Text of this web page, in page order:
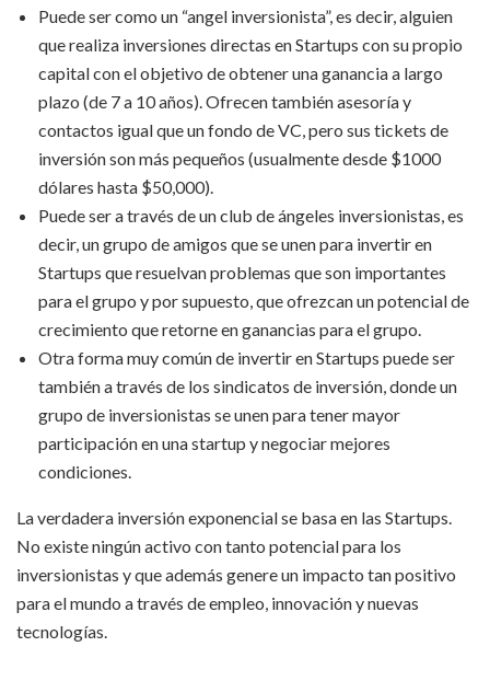
Puede ser como un “angel inversionista”, es decir, alguien
que realiza inversiones directas en Startups con su propio
capital con el objetivo de obtener una ganancia a largo
plazo (de 7 a 10 años). Ofrecen también asesoría y
contactos igual que un fondo de VC, pero sus tickets de
inversión son más pequeños (usualmente desde $1000
dólares hasta $50,000).
Puede ser a través de un club de ángeles inversionistas, es
decir, un grupo de amigos que se unen para invertir en
Startups que resuelvan problemas que son importantes
para el grupo y por supuesto, que ofrezcan un potencial de
crecimiento que retorne en ganancias para el grupo.
Otra forma muy común de invertir en Startups puede ser
también a través de los sindicatos de inversión, donde un
grupo de inversionistas se unen para tener mayor
participación en una startup y negociar mejores
condiciones.
La verdadera inversión exponencial se basa en las Startups.
No existe ningún activo con tanto potencial para los
inversionistas y que además genere un impacto tan positivo
para el mundo a través de empleo, innovación y nuevas
tecnologías.